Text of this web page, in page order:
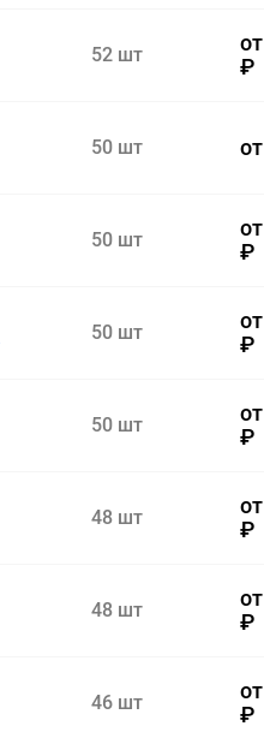
52 шт от
₽
50 шт от
50 шт от
₽
50 шт от
₽
50 шт от
₽
48 шт от
₽
48 шт от
₽
46 шт от
₽